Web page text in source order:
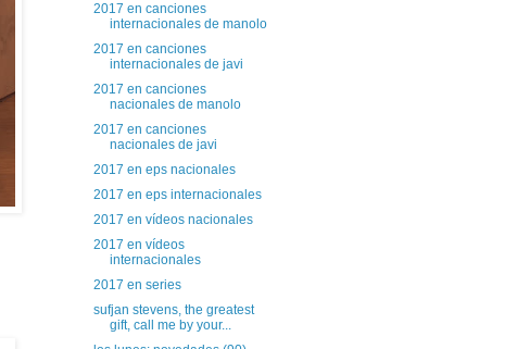
2017 en canciones
internacionales de manolo
2017 en canciones
internacionales de javi
2017 en canciones
nacionales de manolo
2017 en canciones
nacionales de javi
2017 en eps nacionales
2017 en eps internacionales
2017 en vídeos nacionales
2017 en vídeos
internacionales
2017 en series
sufjan stevens, the greatest
gift, call me by your...